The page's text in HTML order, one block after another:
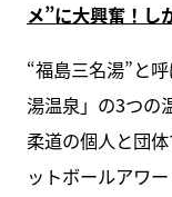
メ”に大興奮！
“福島三名湯”と
湯温泉」の3つの
柔道の個人と団
ットボールアワ